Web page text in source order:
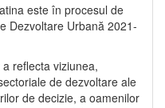
este în procesul de
Dezvoltare Urbană 2021‐
reflecta viziunea,
de dezvoltare ale
de decizie, a oamenilor